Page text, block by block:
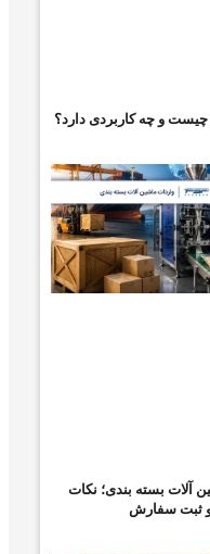
و چه کاربردی دارد؟
آلات بسته بندی؛ نکات
ثبت سفارش